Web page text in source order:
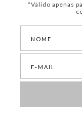
*Válido apenas